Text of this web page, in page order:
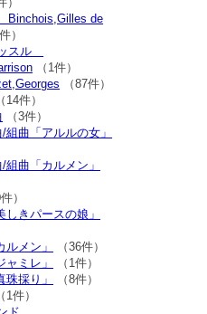
Binchois,Gilles de
）
スル
（1件）
（87件）
14件）
（3件）
組曲「アルルの女」
組曲「カルメン」
）
しきパースの娘」
メン」
（36件）
ミレ」
（1件）
採り」
（8件）
1件）